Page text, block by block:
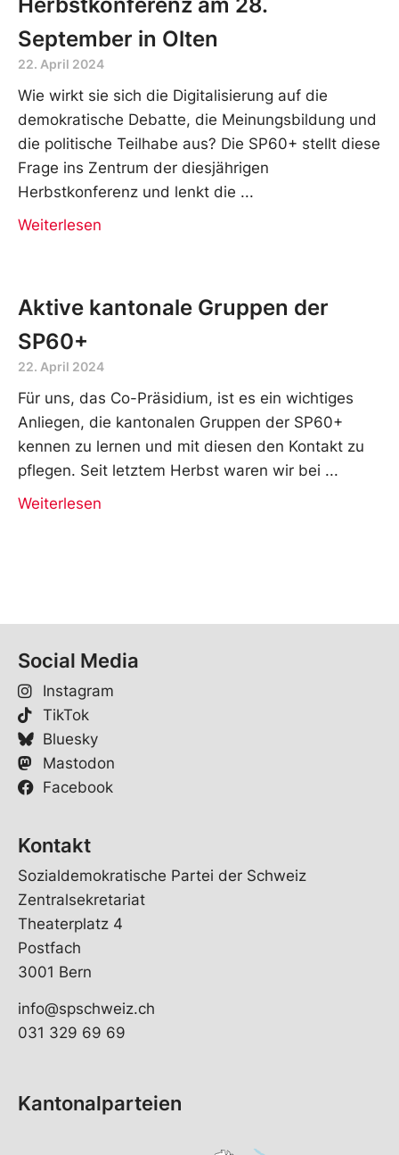
September in Olten
22. April 2024
Wie wirkt sie sich die Digitalisierung auf die
demokratische Debatte, die Meinungsbildung und
die politische Teilhabe aus? Die SP60+ stellt diese
Frage ins Zentrum der diesjährigen
Herbstkonferenz und lenkt die
Weiterlesen
Aktive kantonale Gruppen der
SP60+
22. April 2024
Für uns, das Co-Präsidium, ist es ein wichtiges
Anliegen, die kantonalen Gruppen der SP60+
kennen zu lernen und mit diesen den Kontakt zu
pflegen. Seit letztem Herbst waren wir bei
Weiterlesen
Social Media
Instagram
TikTok
Bluesky
Mastodon
Facebook
Kontakt
Sozialdemokratische Partei der Schweiz
Zentralsekretariat
Theaterplatz 4
Postfach
3001 Bern
info@spschweiz.ch
031 329 69 69
Kantonalparteien